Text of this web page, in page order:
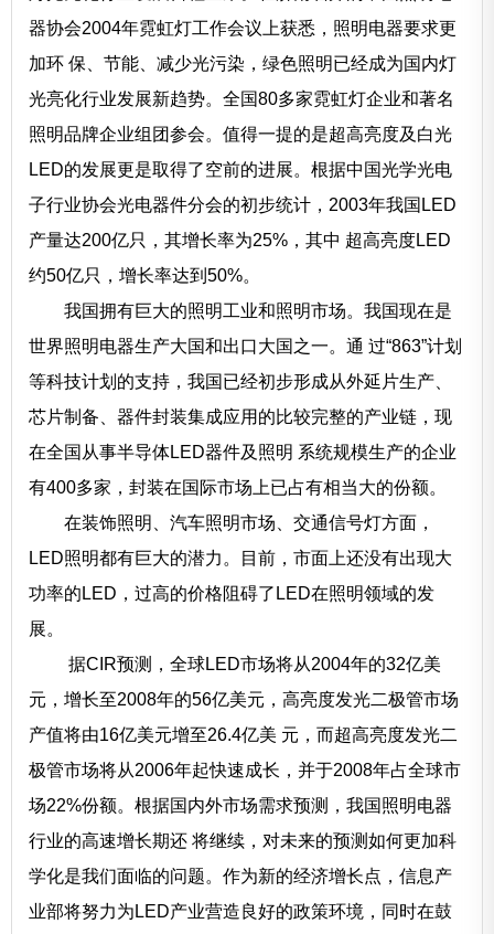
器协会2004年霓虹灯工作会议上获悉，照明电器要求更
加环 保、节能、减少光污染，绿色照明已经成为国内灯
光亮化行业发展新趋势。全国80多家霓虹灯企业和著名
照明品牌企业组团参会。值得一提的是超高亮度及白光
LED的发展更是取得了空前的进展。根据中国光学光电
子行业协会光电器件分会的初步统计，2003年我国LED
产量达200亿只，其增长率为25%，其中 超高亮度LED
约50亿只，增长率达到50%。
我国拥有巨大的照明工业和照明市场。我国现在是
世界照明电器生产大国和出口大国之一。通 过“863”计划
等科技计划的支持，我国已经初步形成从外延片生产、
芯片制备、器件封装集成应用的比较完整的产业链，现
在全国从事半导体LED器件及照明 系统规模生产的企业
有400多家，封装在国际市场上已占有相当大的份额。
在装饰照明、汽车照明市场、交通信号灯方面，
LED照明都有巨大的潜力。目前，市面上还没有出现大
功率的LED，过高的价格阻碍了LED在照明领域的发
展。
据CIR预测，全球LED市场将从2004年的32亿美
元，增长至2008年的56亿美元，高亮度发光二极管市场
产值将由16亿美元增至26.4亿美 元，而超高亮度发光二
极管市场将从2006年起快速成长，并于2008年占全球市
场22%份额。根据国内外市场需求预测，我国照明电器
行业的高速增长期还 将继续，对未来的预测如何更加科
学化是我们面临的问题。作为新的经济增长点，信息产
业部将努力为LED产业营造良好的政策环境，同时在鼓